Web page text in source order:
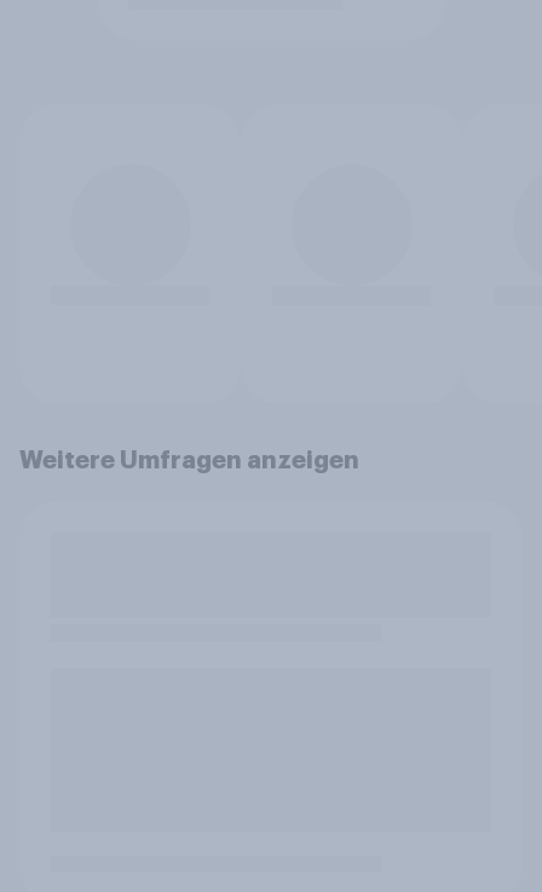
Weitere Umfragen anzeigen